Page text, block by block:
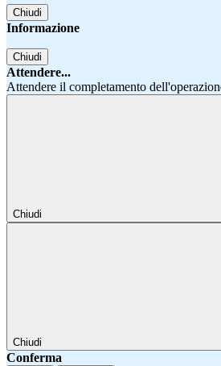
Chiudi
Informazione
Chiudi
Attendere...
Attendere il completamento
Chiudi
Chiudi
Conferma